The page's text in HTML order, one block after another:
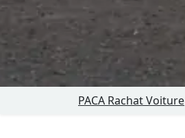
PACA Rachat Voiture